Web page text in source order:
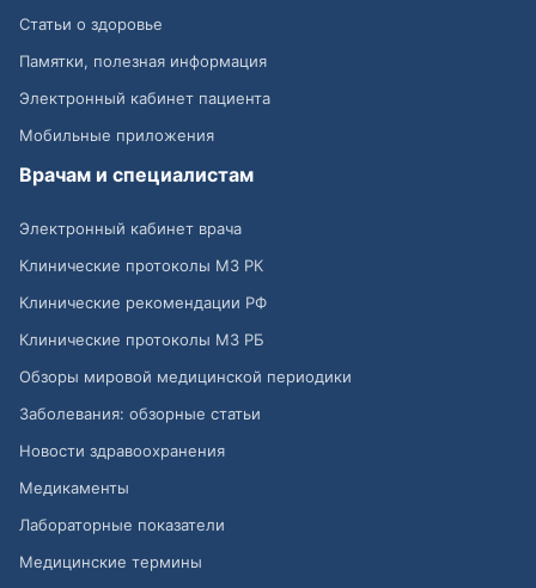
Статьи о здоровье
Памятки, полезная информация
Электронный кабинет пациента
Мобильные приложения
Врачам и специалистам
Электронный кабинет врача
Клинические протоколы МЗ РК
Клинические рекомендации РФ
Клинические протоколы МЗ РБ
Обзоры мировой медицинской периодики
Заболевания: обзорные статьи
Новости здравоохранения
Медикаменты
Лабораторные показатели
Медицинские термины